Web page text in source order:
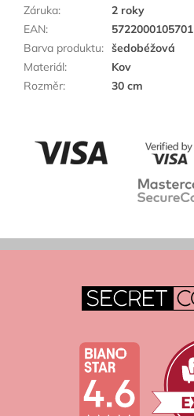
Záruka:
2 roky
EAN:
5722000105701
Barva produktu: šedobéžová
Materiál:
Kov
Rozměr: 30 cm